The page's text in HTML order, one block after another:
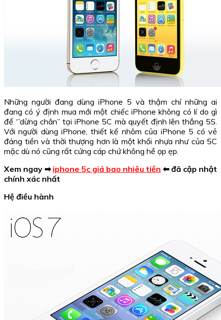
Những người đang dùng iPhone 5 và thậm chí những ai
đang có ý định mua mới một chiếc iPhone không có lí do gì
để ‘”dừng chân” tại iPhone 5C mà quyết định lên thẳng 5S.
Với người dùng iPhone, thiết kế nhôm của iPhone 5 có vẻ
đáng tiền và thời thượng hơn là một khối nhựa như của 5C
mặc dù nó cũng rất cứng cáp chứ không hề ọp ẹp.
Xem ngay ➡ iphone 5c giá bao nhiêu tiền ⬅ đã cập nhật
chính xác nhất
Hệ điều hành